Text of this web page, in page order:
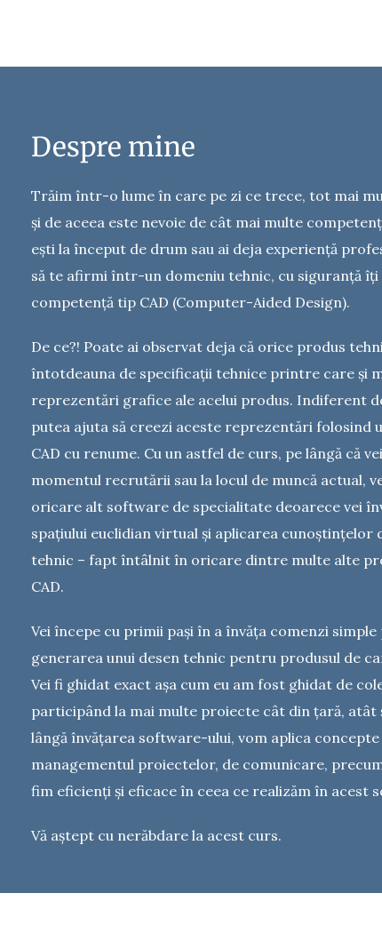
Despre mine
Trăim într-o lume în care pe zi ce trece, tot mai
și de aceea este nevoie de cât mai multe
ești la început de drum sau ai deja experiență
să te afirmi într-un domeniu tehnic, cu siguranță îți
competență tip CAD (Computer-Aided Design).
De ce?! Poate ai observat deja că orice produs
întotdeauna de specificații tehnice printre care și
reprezentări grafice ale acelui produs. Indiferent
putea ajuta să creezi aceste reprezentări folosind
CAD cu renume. Cu un astfel de curs, pe lângă că
momentul recrutării sau la locul de muncă actual,
oricare alt software de specialitate deoarece vei
spațiului euclidian virtual și aplicarea cunoștințelor
tehnic – fapt întâlnit în oricare dintre multe alte
CAD.
Vei începe cu primii pași în a învăța comenzi simple
generarea unui desen tehnic pentru produsul de
Vei fi ghidat exact așa cum eu am fost ghidat de
participând la mai multe proiecte cât din țară, atât
lângă învățarea software-ului, vom aplica concepte
managementul proiectelor, de comunicare,
fim eficienți și eficace în ceea ce realizăm în acest
Vă aștept cu nerăbdare la acest curs.